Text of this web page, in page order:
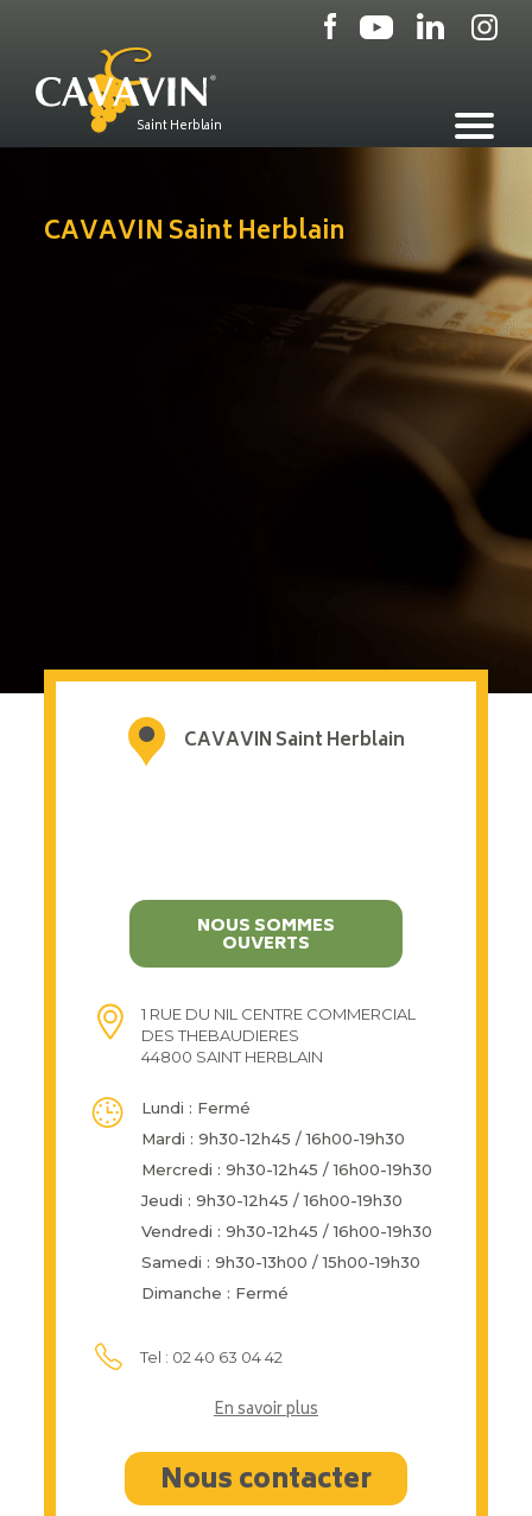
principal
Saint Herblain
CAVAVIN Saint Herblain
CAVAVIN Saint Herblain
NOUS SOMMES
OUVERTS
1 RUE DU NIL CENTRE COMMERCIAL
DES THEBAUDIERES
44800 SAINT HERBLAIN
Lundi : Fermé
Mardi : 9h30-12h45 / 16h00-19h30
Mercredi : 9h30-12h45 / 16h00-19h30
Jeudi : 9h30-12h45 / 16h00-19h30
Vendredi : 9h30-12h45 / 16h00-19h30
Samedi : 9h30-13h00 / 15h00-19h30
Dimanche : Fermé
Tel : 02 40 63 04 42
En savoir plus
Nous contacter